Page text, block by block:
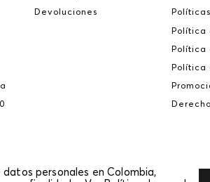
Devoluciones
Política
Política
Política
personales en Colombia,